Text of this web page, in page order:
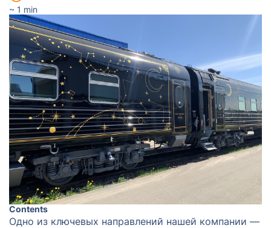
~ 1 min
Contents
Одно из ключевых направлений нашей компании —